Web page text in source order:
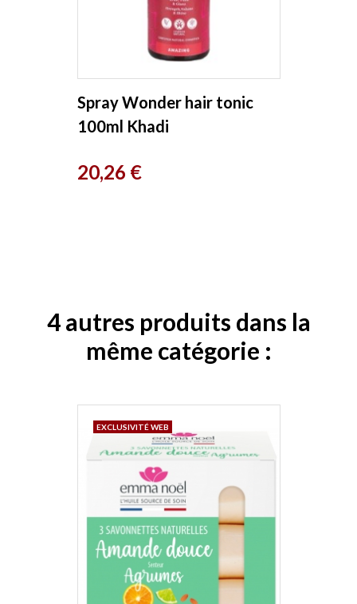
Spray Wonder hair tonic
100ml Khadi
Prix
20,26 €
4 autres produits dans la
même catégorie :
EXCLUSIVITÉ WEB